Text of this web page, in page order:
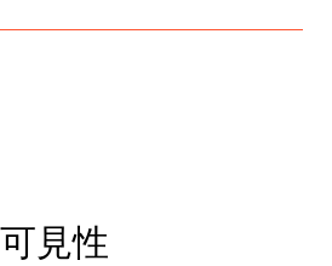
見性